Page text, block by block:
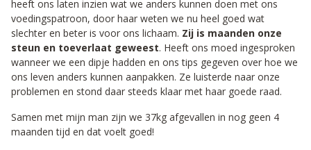
heeft ons laten inzien wat we anders kunnen doen met ons
voedingspatroon, door haar weten we nu heel goed wat
slechter en beter is voor ons lichaam. Zij is maanden onze
steun en toeverlaat geweest. Heeft ons moed ingesproken
wanneer we een dipje hadden en ons tips gegeven over hoe we
ons leven anders kunnen aanpakken. Ze luisterde naar onze
problemen en stond daar steeds klaar met haar goede raad.
Samen met mijn man zijn we 37kg afgevallen in nog geen 4
maanden tijd en dat voelt goed!